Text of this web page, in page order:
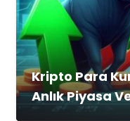
Kripto Para
Anlık Piyasa